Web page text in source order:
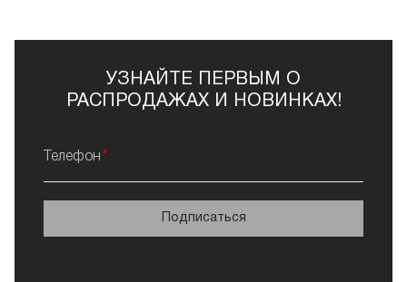
УЗНАЙТЕ ПЕРВЫМ О
РАСПРОДАЖАХ И НОВИНКАХ!
Телефон
Подписаться